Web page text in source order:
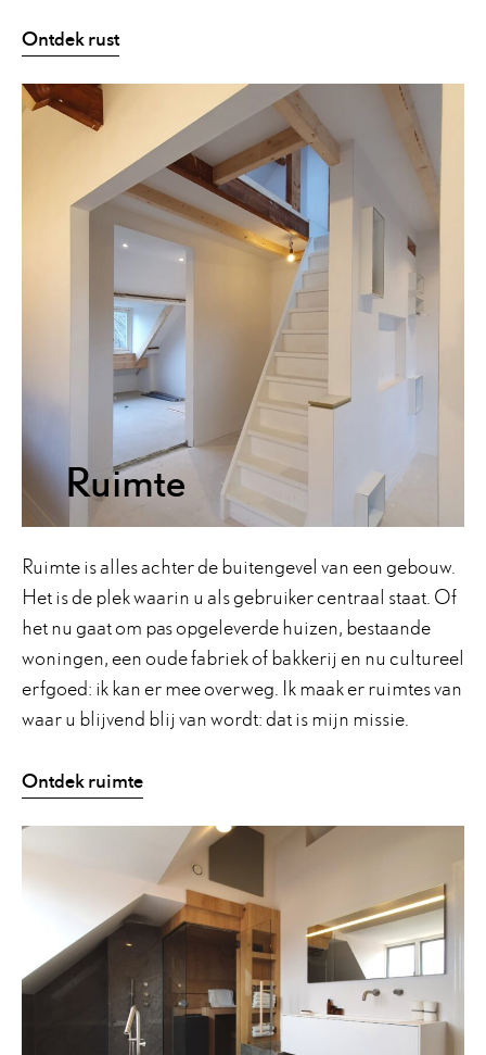
Ontdek rust
Ruimte
Ruimte is alles achter de buitengevel van een gebouw.
Het is de plek waarin u als gebruiker centraal staat. Of
het nu gaat om pas opgeleverde huizen, bestaande
woningen, een oude fabriek of bakkerij en nu cultureel
erfgoed: ik kan er mee overweg. Ik maak er ruimtes van
waar u blijvend blij van wordt: dat is mijn missie.
Ontdek ruimte